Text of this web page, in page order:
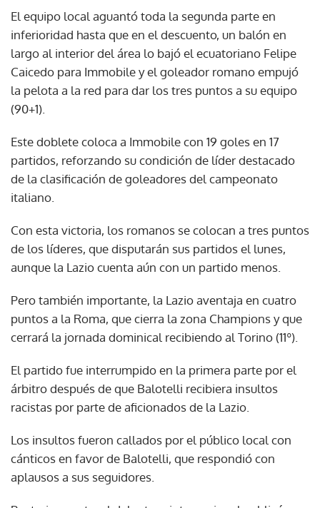
El equipo local aguantó toda la segunda parte en
inferioridad hasta que en el descuento, un balón en
largo al interior del área lo bajó el ecuatoriano Felipe
Caicedo para Immobile y el goleador romano empujó
la pelota a la red para dar los tres puntos a su equipo
(90+1).
Este doblete coloca a Immobile con 19 goles en 17
partidos, reforzando su condición de líder destacado
de la clasificación de goleadores del campeonato
italiano.
Con esta victoria, los romanos se colocan a tres puntos
de los líderes, que disputarán sus partidos el lunes,
aunque la Lazio cuenta aún con un partido menos.
Pero también importante, la Lazio aventaja en cuatro
puntos a la Roma, que cierra la zona Champions y que
cerrará la jornada dominical recibiendo al Torino (11º).
El partido fue interrumpido en la primera parte por el
árbitro después de que Balotelli recibiera insultos
racistas por parte de aficionados de la Lazio.
Los insultos fueron callados por el público local con
cánticos en favor de Balotelli, que respondió con
aplausos a sus seguidores.